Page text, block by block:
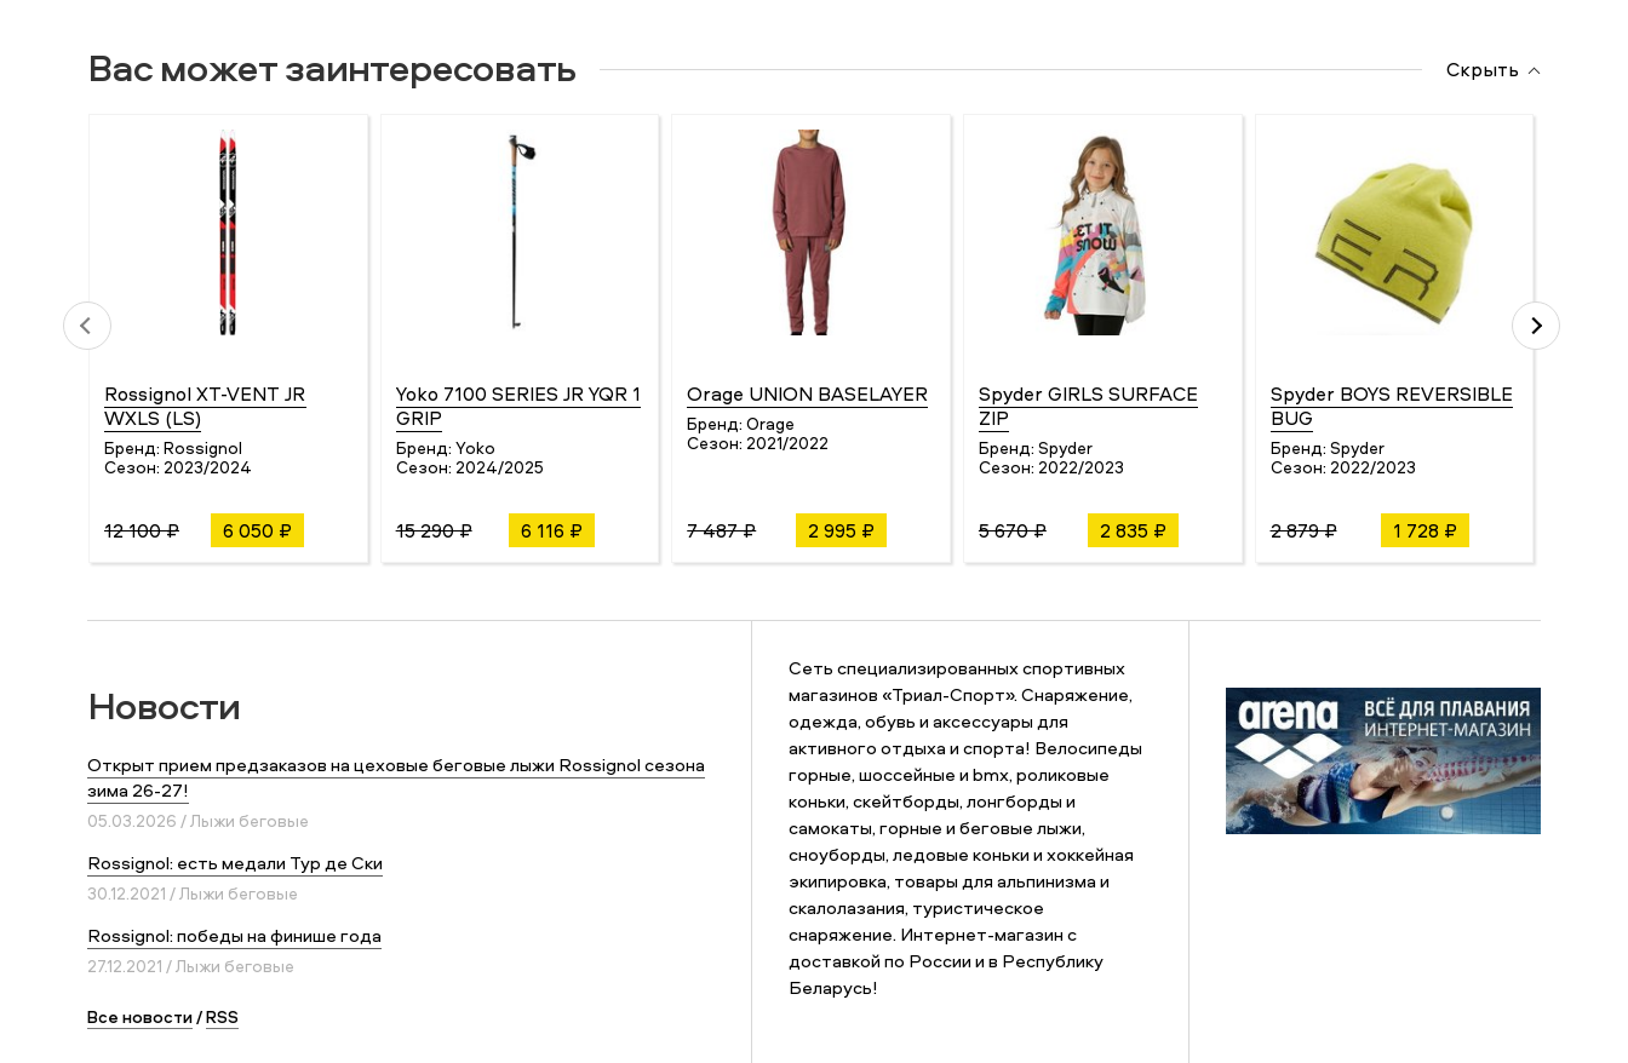
Вас может заинтересовать Скрыть
Rossignol XT-VENT JR
WXLS (LS)
Бренд: Rossignol
Сезон: 2023/2024
12 100 ₽ 6 050 ₽
Yoko 7100 SERIES JR YQR 1
GRIP
Бренд: Yoko
Сезон: 2024/2025
15 290 ₽ 6 116 ₽
Orage UNION BASELAYER
Бренд: Orage
Сезон: 2021/2022
7 487 ₽ 2 995 ₽
Spyder GIRLS SURFACE
ZIP
Бренд: Spyder
Сезон: 2022/2023
5 670 ₽ 2 835 ₽
Spyder BOYS REVERSIBLE
BUG
Бренд: Spyder
Сезон: 2022/2023
2 879 ₽ 1 728 ₽
Новости
Открыт прием предзаказов на цеховые беговые лыжи Rossignol сезона
зима 26-27!
05.03.2026 / Лыжи беговые
Rossignol: есть медали Тур де Ски
30.12.2021 / Лыжи беговые
Rossignol: победы на финише года
27.12.2021 / Лыжи беговые
Все новости/RSS
Сеть специализированных спортивных
магазинов «Триал-Спорт». Снаряжение,
одежда, обувь и аксессуары для
активного отдыха и спорта! Велосипеды
горные, шоссейные и bmx, роликовые
коньки, скейтборды, лонгборды и
самокаты, горные и беговые лыжи,
сноуборды, ледовые коньки и хоккейная
экипировка, товары для альпинизма и
скалолазания, туристическое
снаряжение. Интернет-магазин с
доставкой по России и в Республику
Беларусь!